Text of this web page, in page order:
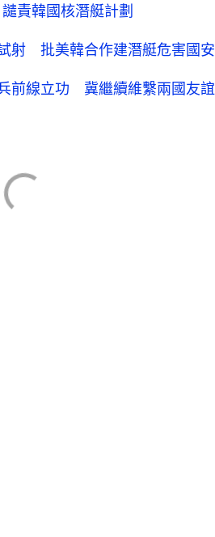
責韓國核潛艇計劃
射 批美韓合作建潛艇危害國安
前線立功 冀繼續維繫兩國友誼